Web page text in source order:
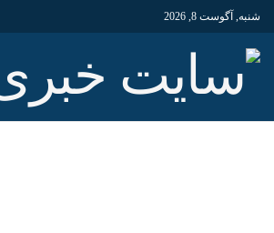
شنبه, آگوست 8, 2026